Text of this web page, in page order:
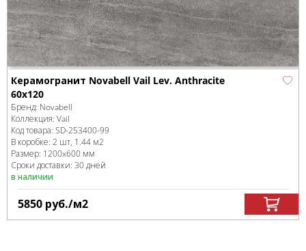
Керамогранит Novabell Vail Lev. Anthracite
60x120
Бренд: Novabell
Коллекция: Vail
Код товара: SD-253400-99
В коробке: 2 шт, 1.44 м2
Размер: 1200x600 мм
Сроки доставки: 30 дней
в наличии
5850 руб./м2